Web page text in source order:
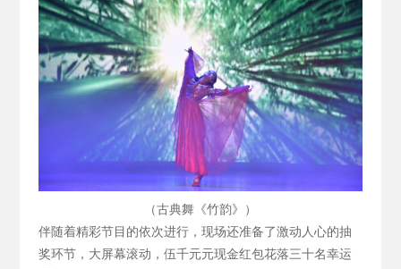
（古典舞《竹韵》）
伴随着精彩节目的依次进行，现场还准备了激动人心的抽
奖环节，大屏幕滚动，伍千元元现金红包花落三十名幸运